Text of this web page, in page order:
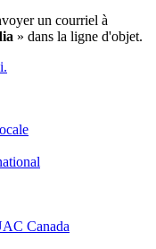
un courriel à
» dans la ligne d'objet.
Canada